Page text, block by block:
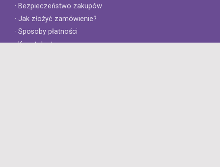
· Bezpieczeństwo zakupów
· Jak złożyć zamówienie?
· Sposoby płatności
· Koszt dostawy